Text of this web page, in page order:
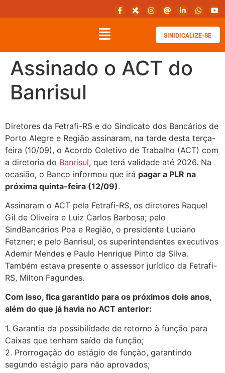
SINIDICALIZE-SE
Assinado o ACT do
Banrisul
Diretores da Fetrafi-RS e do Sindicato dos Bancários de
Porto Alegre e Região assinaram, na tarde desta terça-
feira (10/09), o Acordo Coletivo de Trabalho (ACT) com
a diretoria do Banrisul, que terá validade até 2026. Na
ocasião, o Banco informou que irá pagar a PLR na
próxima quinta-feira (12/09).
Assinaram o ACT pela Fetrafi-RS, os diretores Raquel
Gil de Oliveira e Luiz Carlos Barbosa; pelo
SindBancários Poa e Região, o presidente Luciano
Fetzner; e pelo Banrisul, os superintendentes executivos
Ademir Mendes e Paulo Henrique Pinto da Silva.
Também estava presente o assessor jurídico da Fetrafi-
RS, Milton Fagundes.
Com isso, fica garantido para os próximos dois anos,
além do que já havia no ACT anterior:
1. Garantia da possibilidade de retorno à função para
Caixas que tenham saído da função;
2. Prorrogação do estágio de função, garantindo
segundo estágio para não aprovados;